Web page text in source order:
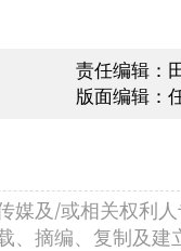
责任编辑：
版面编辑：
媒及/或相关权利
、摘编、复制及建